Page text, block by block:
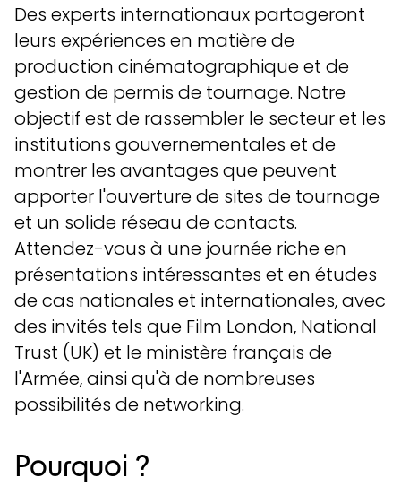
Des experts internationaux partageront
leurs expériences en matière de
production cinématographique et de
gestion de permis de tournage. Notre
objectif est de rassembler le secteur et les
institutions gouvernementales et de
montrer les avantages que peuvent
apporter l'ouverture de sites de tournage
et un solide réseau de contacts.
Attendez-vous à une journée riche en
présentations intéressantes et en études
de cas nationales et internationales, avec
des invités tels que Film London, National
Trust (UK) et le ministère français de
l'Armée, ainsi qu'à de nombreuses
possibilités de networking.
Pourquoi ?